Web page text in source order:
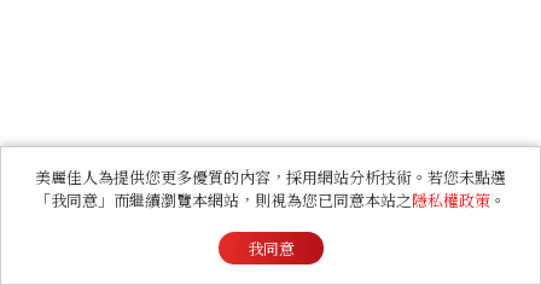
美麗佳人為提供您更多優質的內容，採用網站分析技術。若您未點選
「我同意」而繼續瀏覽本網站，則視為您已同意本站之隱私權政策 。
我同意